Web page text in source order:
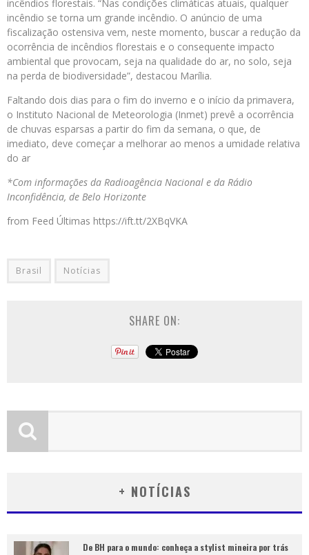
incêndios florestais. “Nas condições climáticas atuais, qualquer
incêndio se torna um grande incêndio. O anúncio de uma
fiscalização ostensiva vem, neste momento, buscar a redução da
ocorrência de incêndios florestais e o consequente impacto
ambiental que provocam, seja na qualidade do ar, no solo, seja
na perda de biodiversidade”, destacou Marília.
Faltando dois dias para o fim do inverno e o início da primavera,
o Instituto Nacional de Meteorologia (Inmet) prevê a ocorrência
de chuvas esparsas a partir do fim da semana, o que, de
imediato, deve começar a melhorar ao menos a umidade relativa
do ar
*Com informações da Radioagência Nacional e da Rádio
Inconfidência, de Belo Horizonte
from Feed Últimas https://ift.tt/2XBqVKA
Brasil Notícias
SHARE ON:
+ NOTÍCIAS
De BH para o mundo: conheça a stylist mineira por trás